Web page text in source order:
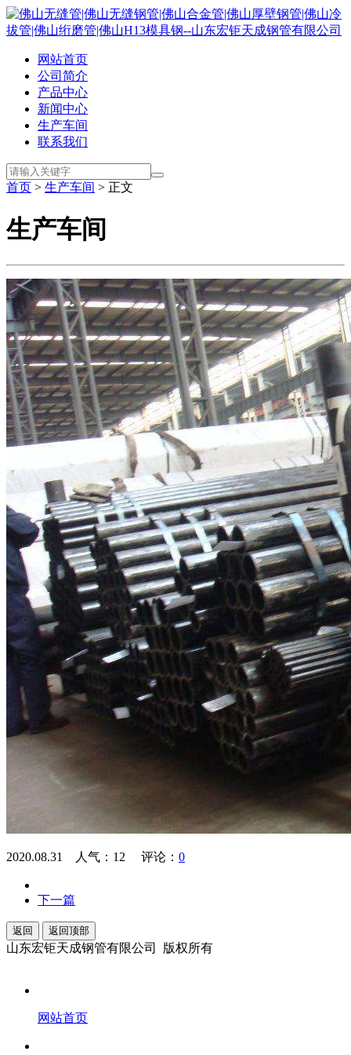
网站首页
公司简介
产品中心
新闻中心
生产车间
联系我们
首页 > 生产车间 > 正文
生产车间
2020.08.31 人气： 12 评论： 0
下一篇
返回 返回顶部
山东宏钜天成钢管有限公司 版权所有
网站首页